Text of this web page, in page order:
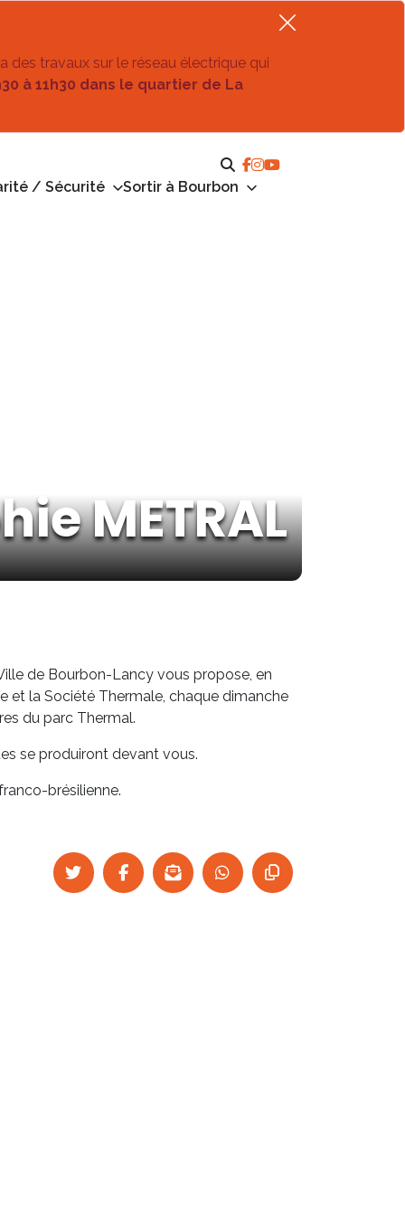
des travaux sur le réseau électrique qui
à 11h30 dans le quartier de La
/ Sécurité
Sortir à Bourbon
METRAL
de Bourbon-Lancy vous propose, en
et la Société Thermale, chaque dimanche
du parc Thermal.
se produiront devant vous.
brésilienne.